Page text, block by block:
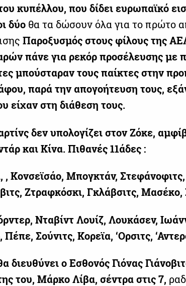
κυπέλλου, που δίδει ευρωπαϊκό
δύο θα τα δώσουν όλα για το πρώτο
Παροξυσμός στους φίλους της
πάνε για ρεκόρ προσέλευσης με
μπούσταραντους παίκτες στην
παρά την απογοήτευση τους,
είχανστη διάθεση τους.
δεν υπολογίζει στον Ζόκε,
και Κίνα. Πιθανές 11άδες :
, Κονσεϊσάο, Μπογκτάν, Στεφάνοφιτς,
Ζτραφκόσκι, Γκλάβσιτς, Μασέκο,
ΝταβίντΛουίζ, Λουκάσεν,
Πέπε, Σούνιτς, Κορεϊα, ‘Ορσιτς,
διευθύνει ο ΕσθονόςΓιόνας
του, Μάρκο Λίβα, σέντραστις 7,